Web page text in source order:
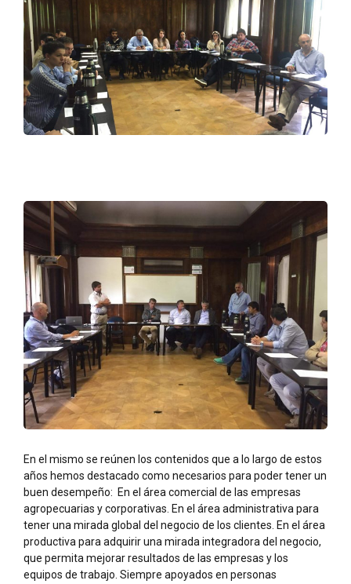
En el mismo se reúnen los contenidos que a lo largo de estos
años hemos destacado como necesarios para poder tener un
buen desempeño: En el área comercial de las empresas
agropecuarias y corporativas. En el área administrativa para
tener una mirada global del negocio de los clientes. En el área
productiva para adquirir una mirada integradora del negocio,
que permita mejorar resultados de las empresas y los
equipos de trabajo. Siempre apoyados en personas